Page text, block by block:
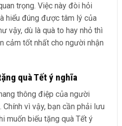
trọng. Việc này đòi hỏi
hiểu đúng được tâm lý của
vậy, dù là quà to hay nhỏ thì
cảm tốt nhất cho người nhận
quà Tết ý nghĩa
thông điệp của người
vì vậy, bạn cần phải lưu
muốn biếu tặng quà Tết ý